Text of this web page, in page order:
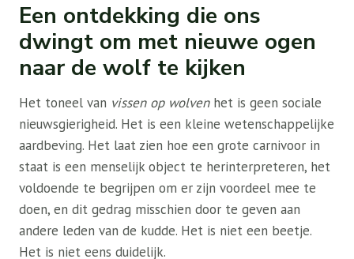
Een ontdekking die ons
dwingt om met nieuwe ogen
naar de wolf te kijken
Het toneel van vissen op wolvenhet is geen sociale
nieuwsgierigheid. Het is een kleine wetenschappelijke
aardbeving. Het laat zien hoe een grote carnivoor in
staat is een menselijk object te herinterpreteren, het
voldoende te begrijpen om er zijn voordeel mee te
doen, en dit gedrag misschien door te geven aan
andere leden van de kudde. Het is niet een beetje.
Het is niet eens duidelijk.